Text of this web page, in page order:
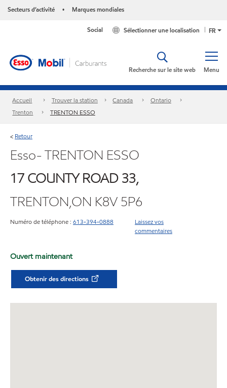
Secteurs d’activité • Marques mondiales
FR
Sélectionner une localisation
Social
Menu
Recherche sur le site web
Accueil Trouver la station Canada
Ontario
Trenton
TRENTON ESSO
< Retour
Esso- TRENTON ESSO
17 COUNTY ROAD 33,
TRENTON,ON K8V 5P6
Numéro de téléphone : 613-394-0888
Laissez vos
commentaires
Ouvert maintenant
Obtenir des directions